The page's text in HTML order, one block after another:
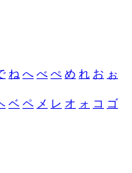
ね へ べ ぺ め れ お ぉ
ベ ペ メ レ オ ォ コ ゴ